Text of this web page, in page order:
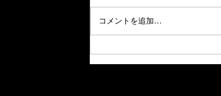
サンコウチョウ
コメントを追加…